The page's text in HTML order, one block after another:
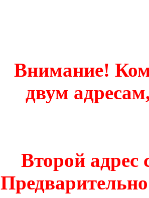
Внимание!
двум
Второй адрес